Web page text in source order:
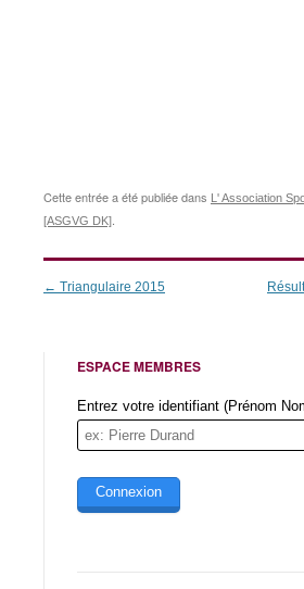
Cette entrée a été publiée dans L' Association
[ASGVG DK].
Navigation
← Triangulaire 2015
ESPACE MEMBRES
Entrez votre identifiant (Prénom